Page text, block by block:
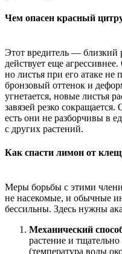
Чем опасен красный
Этот вредитель — близкий
действует еще
но листья при его атаке не
бронзовый оттенок и
угнетается, новые листья
завязей резко
есть они не разборчивы в
с других растений.
Как спасти лимон от
Меры борьбы с этими
не насекомые, и обычные
бессильны. Здесь нужны
Механический
растение и
(температура воды